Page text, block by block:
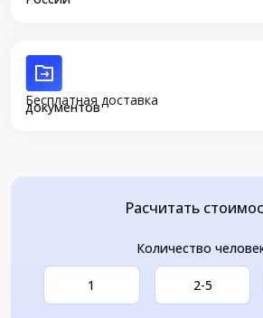
Бесплатная доставка
документов
Расчитать
Количество
1 2-5